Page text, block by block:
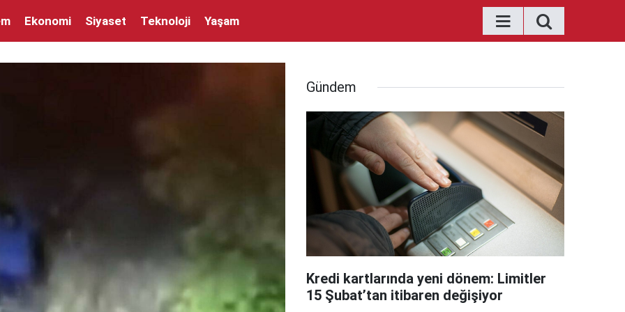
Ekonomi Siyaset Teknoloji Yaşam
Gündem
Kredi kartlarında yeni dönem: Limitler
15 Şubat’tan itibaren değişiyor